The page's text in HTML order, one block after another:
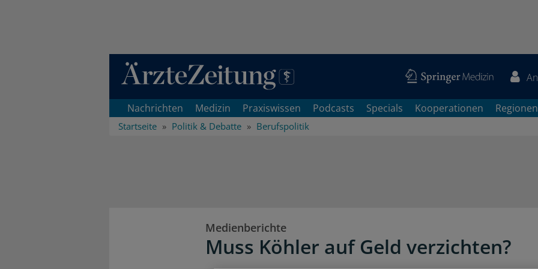
Direkt zum Inhaltsbereich
Nachrichten Medizin Praxiswissen Podcasts Specials Kooperationen Regionen
Startseite Politik & Debatte Berufspolitik
Medienberichte
Muss Köhler auf Geld verzichten?